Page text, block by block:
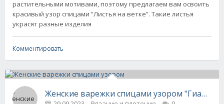
растительными мотивами, поэтому предлагаем вам освоить
красивый узор спицами “Листья на ветке”. Такие листья
украсят разные изделия
Комментировать
Женские варежки спицами узором